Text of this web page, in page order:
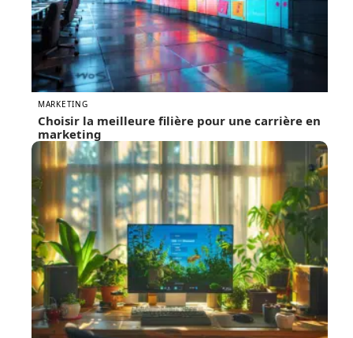
MARKETING
Choisir la meilleure filière pour une carrière en
marketing